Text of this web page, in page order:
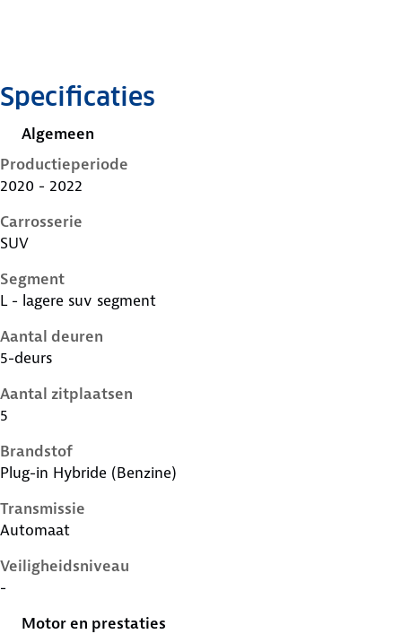
Specificaties
Algemeen
Productieperiode
2020 - 2022
Carrosserie
SUV
Segment
L - lagere suv segment
Aantal deuren
5-deurs
Aantal zitplaatsen
5
Brandstof
Plug-in Hybride (Benzine)
Transmissie
Automaat
Veiligheidsniveau
-
Motor en prestaties